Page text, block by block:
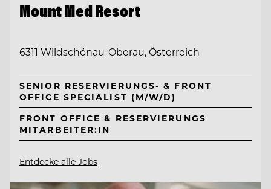
Mount Med Resort
6311 Wildschönau-Oberau, Österreich
SENIOR RESERVIERUNGS- & FRONT
OFFICE SPECIALIST (M/W/D)
FRONT OFFICE & RESERVIERUNGS
MITARBEITER:IN
Entdecke alle Jobs